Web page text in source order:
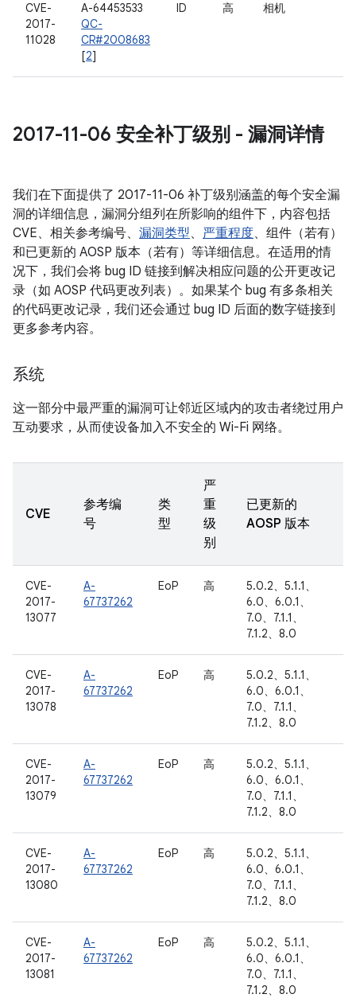
CVE-
2017-
11028
A-64453533
QC-
CR#2008683
[2]
ID 高 相机
2017-11-06 安全补丁级别 - 漏洞详情
我们在下面提供了 2017-11-06 补丁级别涵盖的每个安全漏
洞的详细信息，漏洞分组列在所影响的组件下，内容包括
CVE、相关参考编号、 漏洞类型、 严重程度、组件（若有）
和已更新的 AOSP 版本（若有）等详细信息。在适用的情
况下，我们会将 bug ID 链接到解决相应问题的公开更改记
录（如 AOSP 代码更改列表）。如果某个 bug 有多条相关
的代码更改记录，我们还会通过 bug ID 后面的数字链接到
更多参考内容。
系统
这一部分中最严重的漏洞可让邻近区域内的攻击者绕过用户
互动要求，从而使设备加入不安全的 Wi-Fi 网络。
CVE
参考编
号
类
型
严
重
级
别
已更新的
AOSP 版本
CVE-
2017-
13077
A-
67737262
EoP 高
5.0.2、5.1.1、
6.0、6.0.1、
7.0、7.1.1、
7.1.2、8.0
CVE-
2017-
13078
A-
67737262
EoP 高
5.0.2、5.1.1、
6.0、6.0.1、
7.0、7.1.1、
7.1.2、8.0
CVE-
2017-
13079
A-
67737262
EoP 高
5.0.2、5.1.1、
6.0、6.0.1、
7.0、7.1.1、
7.1.2、8.0
CVE-
2017-
13080
A-
67737262
EoP 高
5.0.2、5.1.1、
6.0、6.0.1、
7.0、7.1.1、
7.1.2、8.0
CVE-
2017-
13081
A-
67737262
EoP 高
5.0.2、5.1.1、
6.0、6.0.1、
7.0、7.1.1、
7.1.2、8.0